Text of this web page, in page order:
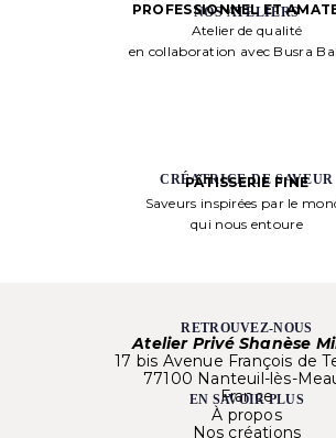
NOS ATELIERS
PROFESSIONNEL ET
Atelier de qualité
en collaboration avec Busra
CRÉATRICE DE SAVEUR
PÂTISSERIE FINE
Saveurs inspirées par le
qui nous entoure
RETROUVEZ-NOUS
Atelier Privé Shanèse
17 bis Avenue François de
77100 Nanteuil-lès-
France
EN SAVOIR PLUS
À propos
Nos créations